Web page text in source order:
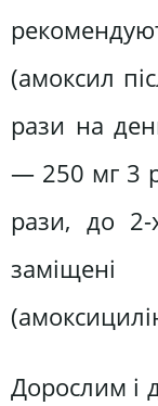
(амоксил
рази на
— 250 мг 3
рази, до
Дорослим і